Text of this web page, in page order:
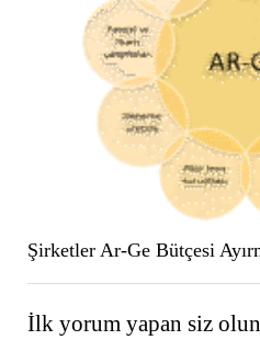
Şirketler Ar-Ge Bütçesi
İlk yorum yapan siz olun